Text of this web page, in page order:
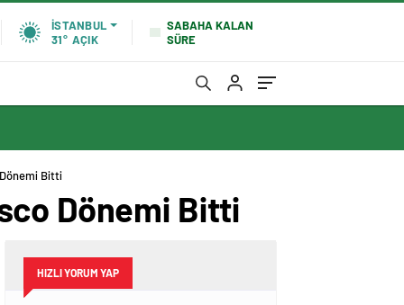
İSTANBUL
31° AÇIK
SABAHA KALAN
SÜRE
Bitti
Dönemi Bitti
HIZLI YORUM YAP